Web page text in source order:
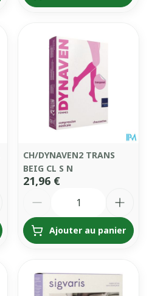
CH/DYNAVEN2 TRANS
BEIG CL S N
21,96 €
Ajouter au panier